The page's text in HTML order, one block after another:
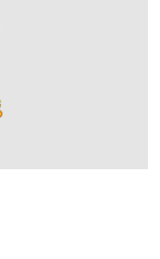
Rekordowy transfer.
wielkich pieniędzy.